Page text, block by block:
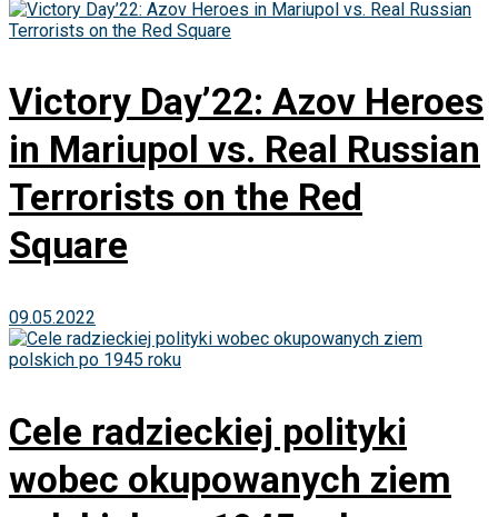
Victory Day’22: Azov Heroes
in Mariupol vs. Real Russian
Terrorists on the Red
Square
09.05.2022
Cele radzieckiej polityki
wobec okupowanych ziem